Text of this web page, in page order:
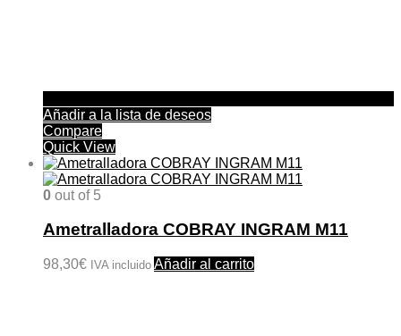
Añadir a la lista de deseos
Compare
Quick View
0 out of 5
Ametralladora COBRAY INGRAM M11
98,30€ IVA incluido Añadir al carrito